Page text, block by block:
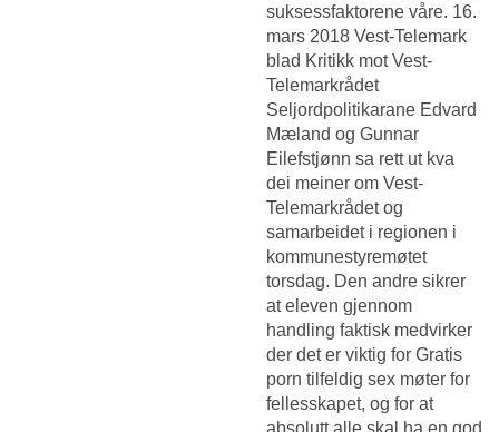
suksessfaktorene våre. 16.
mars 2018 Vest-Telemark
blad Kritikk mot Vest-
Telemarkrådet
Seljordpolitikarane Edvard
Mæland og Gunnar
Eilefstjønn sa rett ut kva
dei meiner om Vest-
Telemarkrådet og
samarbeidet i regionen i
kommunestyremøtet
torsdag. Den andre sikrer
at eleven gjennom
handling faktisk medvirker
der det er viktig for Gratis
porn tilfeldig sex møter for
fellesskapet, og for at